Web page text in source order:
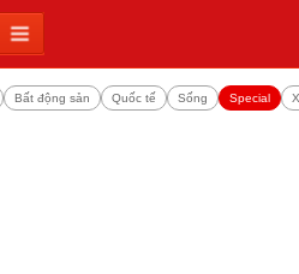
Bất động sản Quốc tế Sống Special